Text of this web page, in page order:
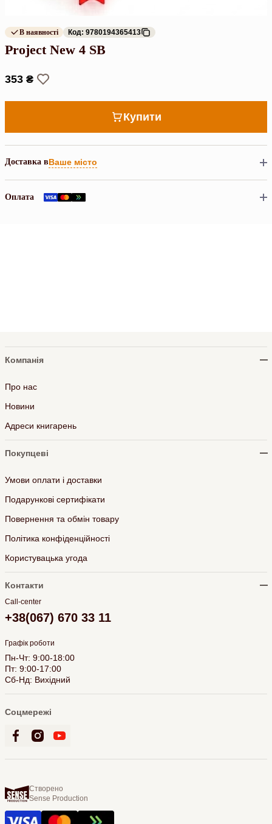
В наявності Код: 9780194365413
Project New 4 SB
353 ₴
Купити
Доставка вВаше місто
Оплата
Компанія
Про нас
Новини
Адреси книгарень
Покупцеві
Умови оплати і доставки
Подарункові сертифікати
Повернення та обмін товару
Політика конфіденційності
Користувацька угода
Контакти
Call-center
+38(067) 670 33 11
Графік роботи
Пн-Чт: 9:00-18:00
Пт: 9:00-17:00
Сб-Нд: Вихідний
Соцмережі
Створено
Sense Production